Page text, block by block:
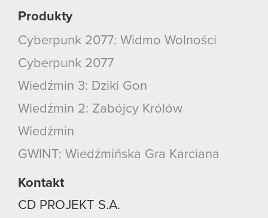
Produkty
Cyberpunk 2077: Widmo Wolności
Cyberpunk 2077
Wiedźmin 3: Dziki Gon
Wiedźmin 2: Zabójcy Królów
Wiedźmin
GWINT: Wiedźmińska Gra Karciana
Kontakt
CD PROJEKT S.A.